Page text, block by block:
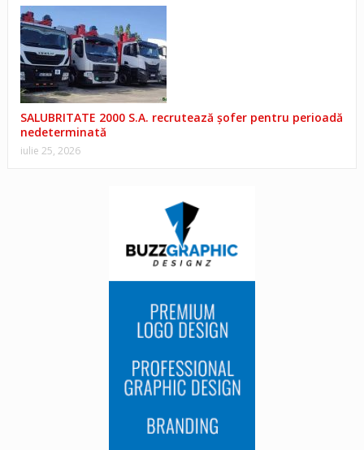
SALUBRITATE 2000 S.A. recrutează șofer pentru perioadă
nedeterminată
iulie 25, 2026